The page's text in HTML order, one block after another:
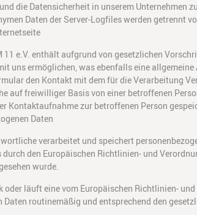
die Datensicherheit in unserem
Daten der Server-Logfiles werden getrennt
11 e.V. enthält aufgrund von gesetzlichen
uns ermöglichen, was ebenfalls eine
den Kontakt mit dem für die Verarbeitung
auf freiwilliger Basis von einer betroffenen
Kontaktaufnahme zur betroffenen Person
Daten
verarbeitet und speichert
den Europäischen Richtlinien- und
wurde.
läuft eine vom Europäischen Richtlinien-
Daten routinemäßig und entsprechend den